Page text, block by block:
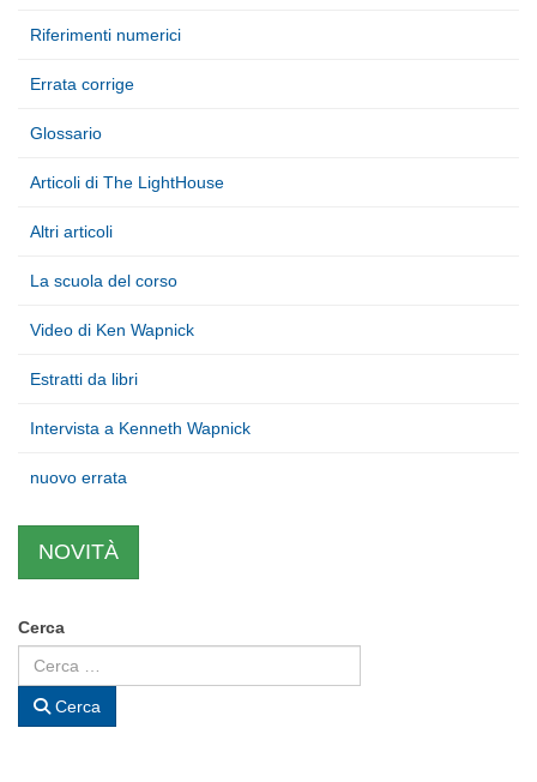
Riferimenti numerici
Errata corrige
Glossario
Articoli di The LightHouse
Altri articoli
La scuola del corso
Video di Ken Wapnick
Estratti da libri
Intervista a Kenneth Wapnick
nuovo errata
NOVITÀ
Cerca
Cerca